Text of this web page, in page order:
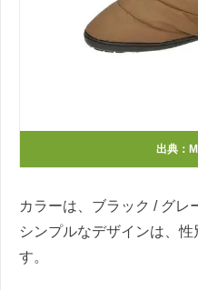
出典：
カラーは、ブラック / グレ
シンプルなデザインは、
す。